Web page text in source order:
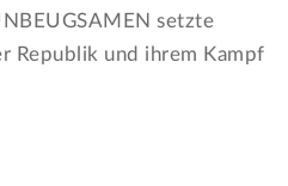
setzte
Republik und ihrem Kampf